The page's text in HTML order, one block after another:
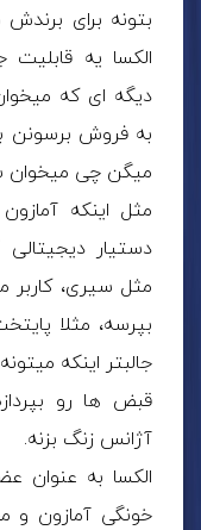
بتونه برای
الکسا یه قابلیت
دیگه ای که
به فروش برسونن
میگن چی میخوان
مثل اینکه
دستیار
مثل سیری، کاربر
بپرسه، مثلا
جالبتر اینکه
قبض ها رو
آژانس زنگ بزنه.
الکسا به عنوان
خونگی آمازون و